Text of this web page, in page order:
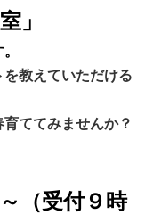
」
教えていただける
ててみませんか？
（受付９時